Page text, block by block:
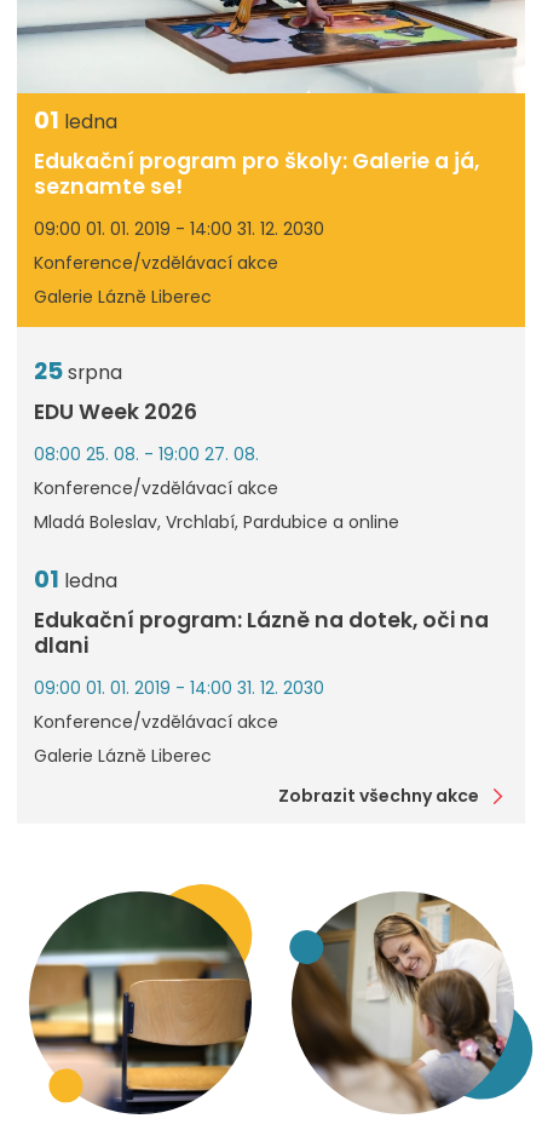
01 ledna
Edukační program pro školy: Galerie a já,
seznamte se!
09:00 01. 01. 2019 - 14:00 31. 12. 2030
Konference/vzdělávací akce
Galerie Lázně Liberec
25srpna
EDU Week 2026
08:00 25. 08. - 19:00 27. 08.
Konference/vzdělávací akce
Mladá Boleslav, Vrchlabí, Pardubice a online
01 ledna
Edukační program: Lázně na dotek, oči na
dlani
09:00 01. 01. 2019 - 14:00 31. 12. 2030
Konference/vzdělávací akce
Galerie Lázně Liberec
Zobrazit všechny akce